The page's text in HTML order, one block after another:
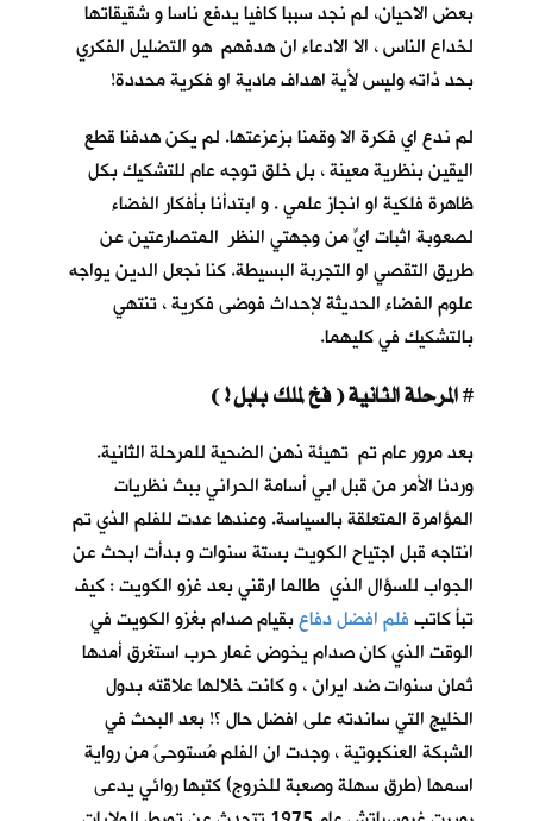
بعض الاحيان، لم نجد سببا كافيا يدفع ناسا و شقيقاتها
لخداع الناس ، الا الادعاء ان هدفهم هو التضليل الفكري
بحد ذاته وليس لأية اهداف مادية او فكرية محددة!
لم ندع اي فكرة الا وقمنا بزعزعتها. لم يكن هدفنا قطع
اليقين بنظرية معينة ، بل خلق توجه عام للتشكيك بكل
ظاهرة فلكية او انجاز علمي . و ابتدأنا بأفكار الفضاء
لصعوبة اثبات ايٍّ من وجهتي النظر المتصارعتين عن
طريق التقصي او التجربة البسيطة. كنا نجعل الدين يواجه
علوم الفضاء الحديثة لإحداث فوضى فكرية ، تنتهي
بالتشكيك في كليهما.
#
بعد مرور عام تم تهيئة ذهن الضحية للمرحلة الثانية.
وردنا الأمر من قبل ابي أسامة الحراني ببث نظريات
المؤامرة المتعلقة بالسياسة. وعندها عدت للفلم الذي تم
انتاجه قبل اجتياح الكويت بستة سنوات و بدأت ابحث عن
الجواب للسؤال الذي طالما ارقني بعد غزو الكويت : كيف
تبأ كاتبفلم افضل دفاعبقيام صدام بغزو الكويت في
الوقت الذي كان صدام يخوض غمار حرب استغرق أمدها
ثمان سنوات ضد ايران ، و كانت خلالها علاقته بدول
الخليج التي ساندته على افضل حال ؟! بعد البحث في
الشبكة العنكبوتية ، وجدت ان الفلم مُستوحىً من رواية
اسمها (طرق سهلة وصعبة للخروج) كتبها روائي يدعى